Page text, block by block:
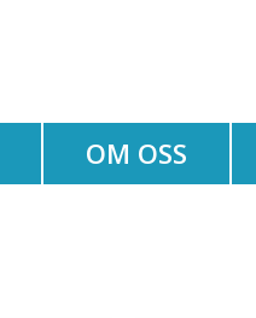
OM OSS